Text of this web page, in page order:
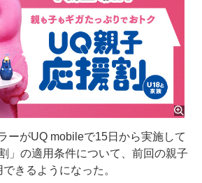
ーがUQ mobileで15日から実施して
」の適用条件について、前回の親子
きるようになった。